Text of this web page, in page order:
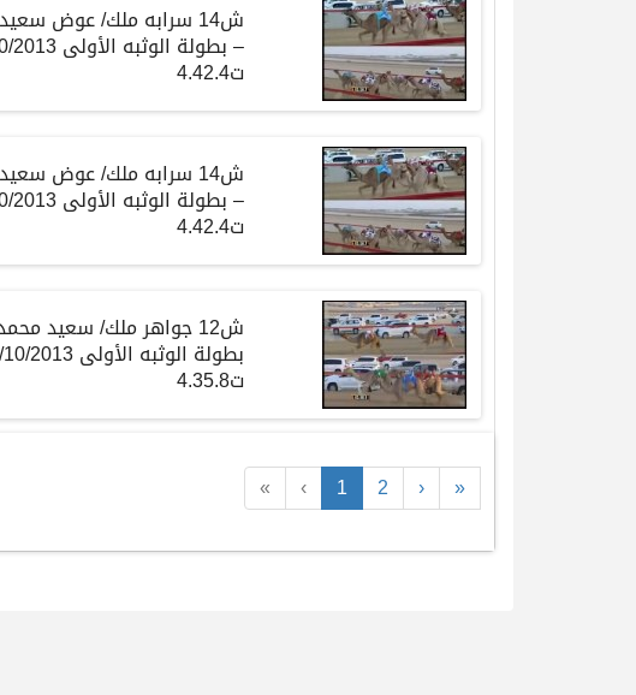
« ‹ 1 2 › »
ش14 سرابه ملك/ عوض
ت4.42.4
ش14 سرابه ملك/ عوض
ت4.42.4
ش12 جواهر ملك/ سعيد
ت4.35.8